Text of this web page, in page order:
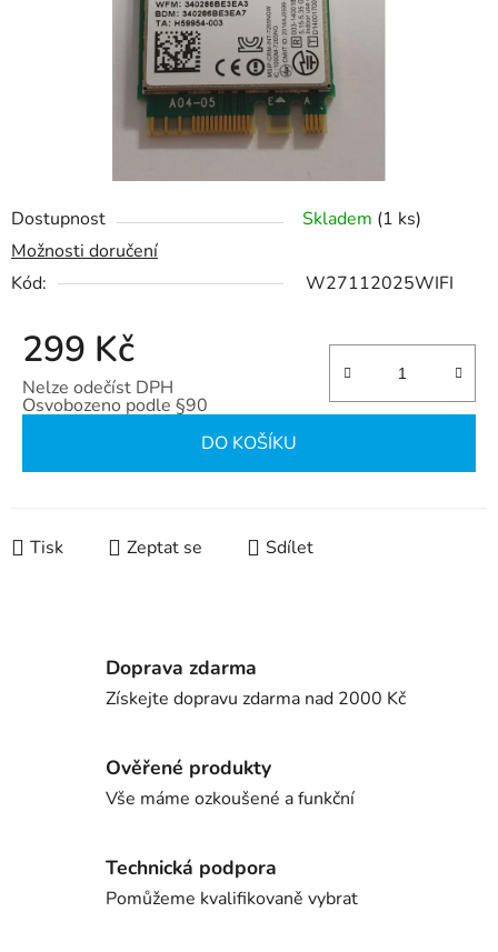
Dostupnost Skladem (1 ks)
Možnosti doručení
Kód:
W27112025WIFI
299 Kč
Nelze odečíst DPH
Osvobozeno podle §90
DO KOŠÍKU
Tisk Zeptat se Sdílet
Doprava zdarma
Získejte dopravu zdarma nad 2000 Kč
Ověřené produkty
Vše máme ozkoušené a funkční
Technická podpora
Pomůžeme kvalifikovaně vybrat